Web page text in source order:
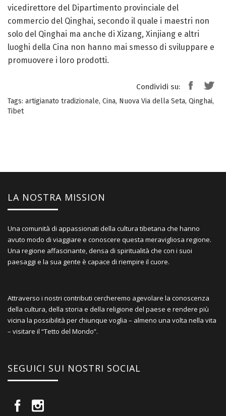
vicedirettore del Dipartimento provinciale del
commercio del Qinghai, secondo il quale i maestri non
solo del Qinghai ma anche di Xizang, Xinjiang e altri
luoghi della Cina non hanno mai smesso di sviluppare e
promuovere i loro prodotti.
Condividi su:
Tags: artigianato tradizionale, Cina, Nuova Via della Seta, Qinghai,
Tibet
LA NOSTRA MISSION
Una comunità di appassionati della cultura tibetana che hanno
avuto modo di viaggiare e conoscere questa meravigliosa regione.
Una regione affascinante, densa di spiritualità che con i suoi
paesaggi e la sua gente è capace di riempire il cuore.
Attraverso i nostri contributi cercheremo agevolare la conoscenza
della cultura, della storia e della religione del paese e rendere più
vicina la possibilità per chiunque voglia – almeno una volta nella vita
– visitare il “Tetto del Mondo”.
SEGUICI SUI NOSTRI SOCIAL